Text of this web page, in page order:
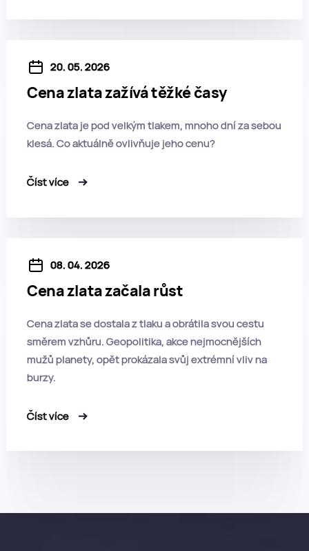
20. 05. 2026
Cena zlata zažívá těžké časy
Cena zlata je pod velkým tlakem, mnoho dní za sebou
klesá. Co aktuálně ovlivňuje jeho cenu?
Číst více
08. 04. 2026
Cena zlata začala růst
Cena zlata se dostala z tlaku a obrátila svou cestu
směrem vzhůru. Geopolitika, akce nejmocnějších
mužů planety, opět prokázala svůj extrémní vliv na
burzy.
Číst více